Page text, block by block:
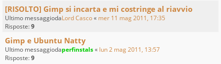
[RISOLTO] Gimp si incarta e mi costringe al riavvio
Ultimo messaggiodaLord Casco« mer 11 mag 2011, 17:35
Risposte:9
Gimp e Ubuntu Natty
Ultimo messaggiodaperfinstals« lun 2 mag 2011, 13:57
Risposte:9